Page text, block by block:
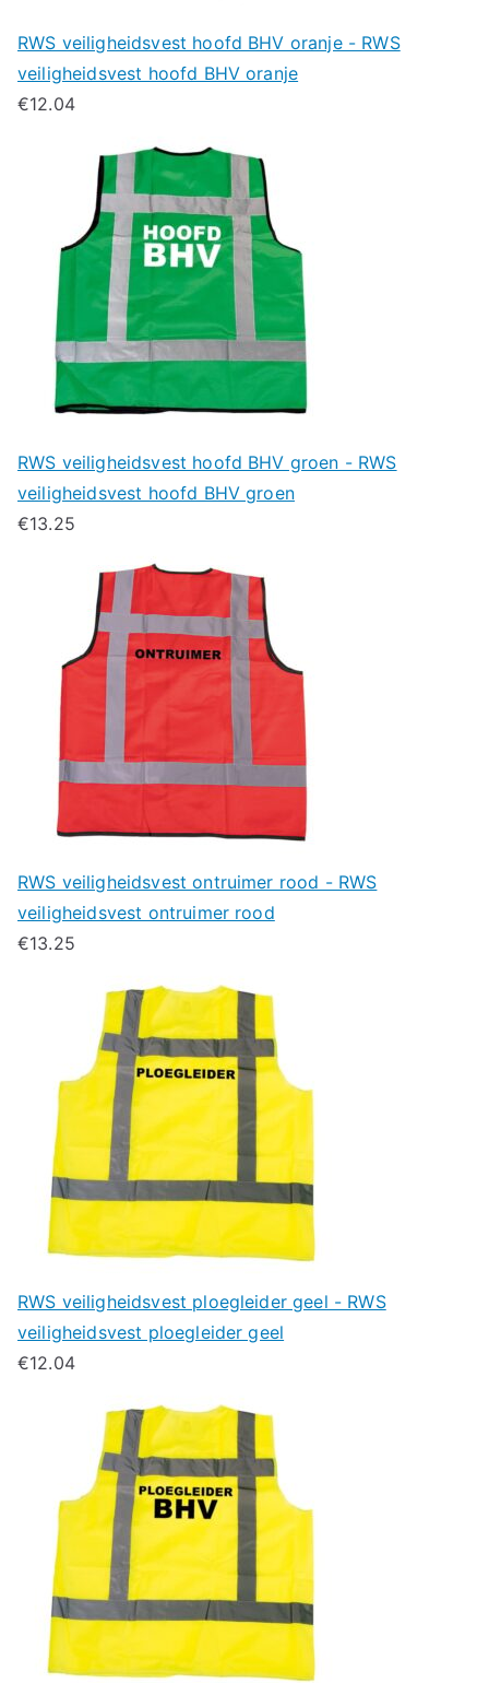
RWS veiligheidsvest hoofd BHV oranje - RWS
veiligheidsvest hoofd BHV oranje
€12.04
RWS veiligheidsvest hoofd BHV groen - RWS
veiligheidsvest hoofd BHV groen
€13.25
RWS veiligheidsvest ontruimer rood - RWS
veiligheidsvest ontruimer rood
€13.25
RWS veiligheidsvest ploegleider geel - RWS
veiligheidsvest ploegleider geel
€12.04